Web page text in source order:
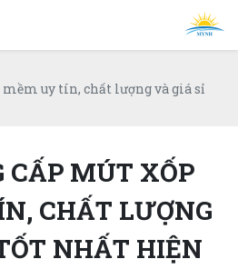
uy tín, chất lượng và giá sỉ
CẤP MÚT XỐP
CHẤT LƯỢNG
NHẤT HIỆN